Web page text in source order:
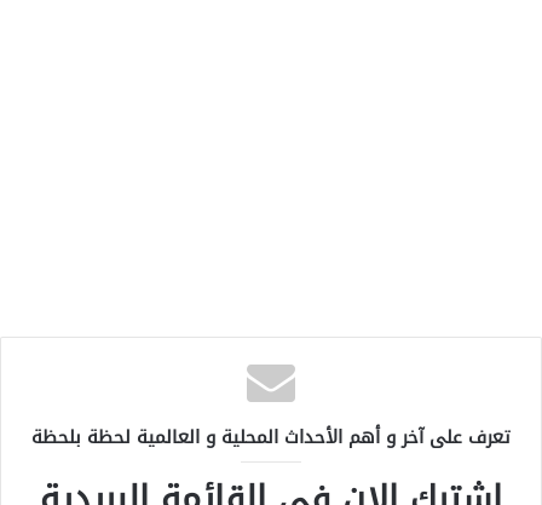
تعرف على آخر و أهم الأحداث المحلية و العالمية لحظة بلحظة